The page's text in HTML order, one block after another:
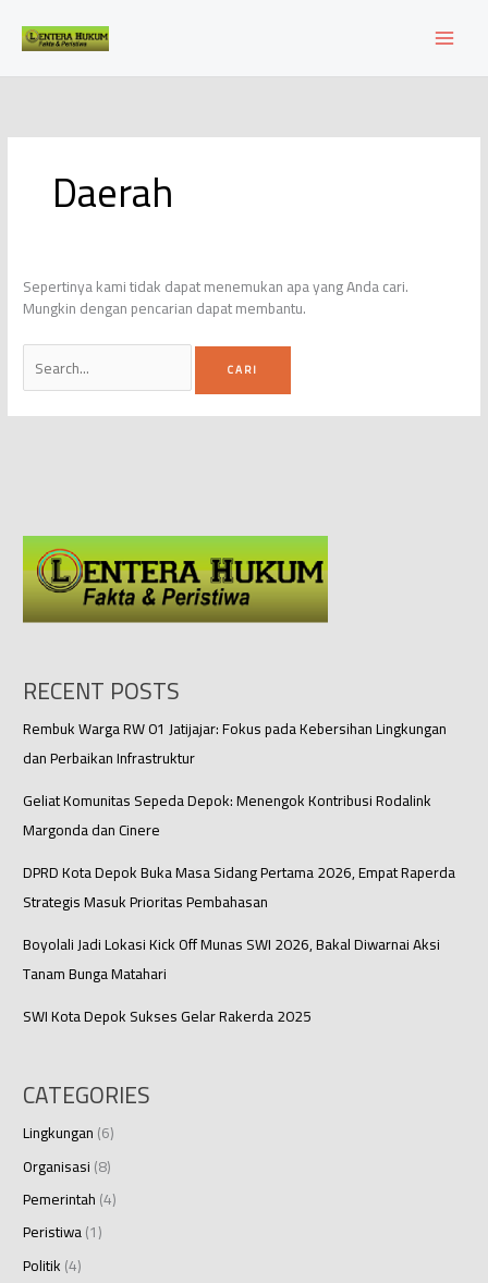
konten
Daerah
Sepertinya kami tidak dapat menemukan apa yang Anda cari.
Mungkin dengan pencarian dapat membantu.
Cari
untuk:
RECENT POSTS
Rembuk Warga RW 01 Jatijajar: Fokus pada Kebersihan Lingkungan
dan Perbaikan Infrastruktur
Geliat Komunitas Sepeda Depok: Menengok Kontribusi Rodalink
Margonda dan Cinere
DPRD Kota Depok Buka Masa Sidang Pertama 2026, Empat Raperda
Strategis Masuk Prioritas Pembahasan
Boyolali Jadi Lokasi Kick Off Munas SWI 2026, Bakal Diwarnai Aksi
Tanam Bunga Matahari
SWI Kota Depok Sukses Gelar Rakerda 2025
CATEGORIES
Lingkungan(6)
Organisasi(8)
Pemerintah(4)
Peristiwa(1)
Politik(4)